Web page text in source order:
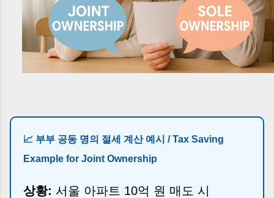
📈 부부 공동 명의 절세 계산 예시 / Tax Saving
Example for Joint Ownership
상황: 서울 아파트 10억 원 매도 시